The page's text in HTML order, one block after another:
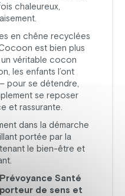
chaleureux,
en chêne recyclées
est bien plus
un véritable cocon
les enfants l’ont
pour se détendre,
se reposer
et rassurante.
dans la démarche
portée par la
le bien-être et
Santé
de sens et